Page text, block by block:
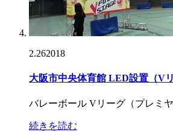
2.262018
大阪市中央体育館 LED設置（V
バレーボール Vリーグ（プレミ
続きを読む